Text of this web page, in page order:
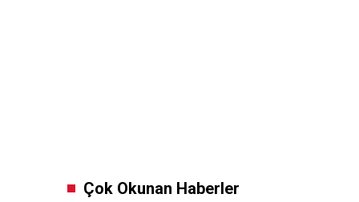
Çok Okunan Haberler